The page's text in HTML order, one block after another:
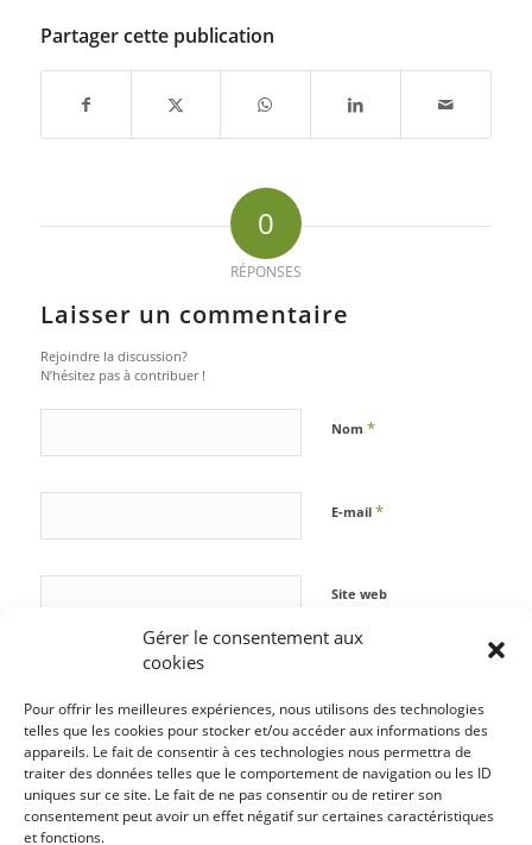
Gérer le consentement aux
cookies
Pour offrir les meilleures expériences, nous utilisons des technologies
telles que les cookies pour stocker et/ou accéder aux informations des
appareils. Le fait de consentir à ces technologies nous permettra de
traiter des données telles que le comportement de navigation ou les ID
uniques sur ce site. Le fait de ne pas consentir ou de retirer son
consentement peut avoir un effet négatif sur certaines caractéristiques
et fonctions.
Partager cette publication
0
RÉPONSES
Laisser un commentaire
Rejoindre la discussion?
N’hésitez pas à contribuer !
Nom *
E-mail *
Site web